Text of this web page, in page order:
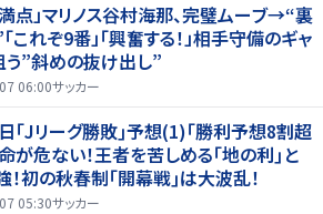
点」マリノス谷村海那、完璧ムーブ→“裏
これぞ9番」「興奮する！」相手守備のギャ
う”斜めの抜け出し”
06:00サッカー
｢Jリーグ勝敗｣予想(1)｢勝利予想8割超
が危ない！王者を苦しめる｢地の利｣と
！初の秋春制｢開幕戦｣は大波乱！
05:30サッカー